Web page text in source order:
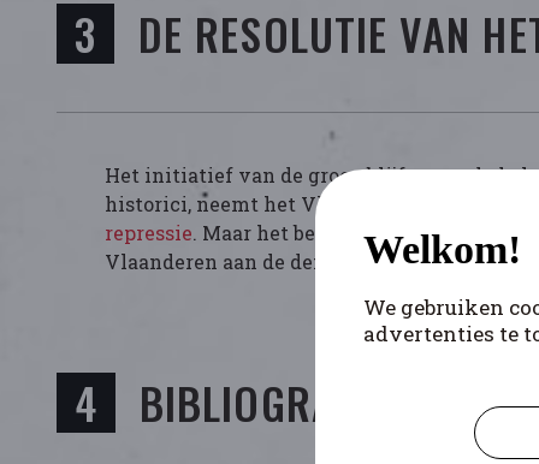
DE RESOLUTIE VAN
Het initiatief van de groep blijft geen dode
historici, neemt het Vlaamse Parlement op
repressie. Maar het benadrukt wel dat
Vlaanderen aan de democratische
BIBLIOGRAFIE
Welkom!
We gebruiken
advertenties te